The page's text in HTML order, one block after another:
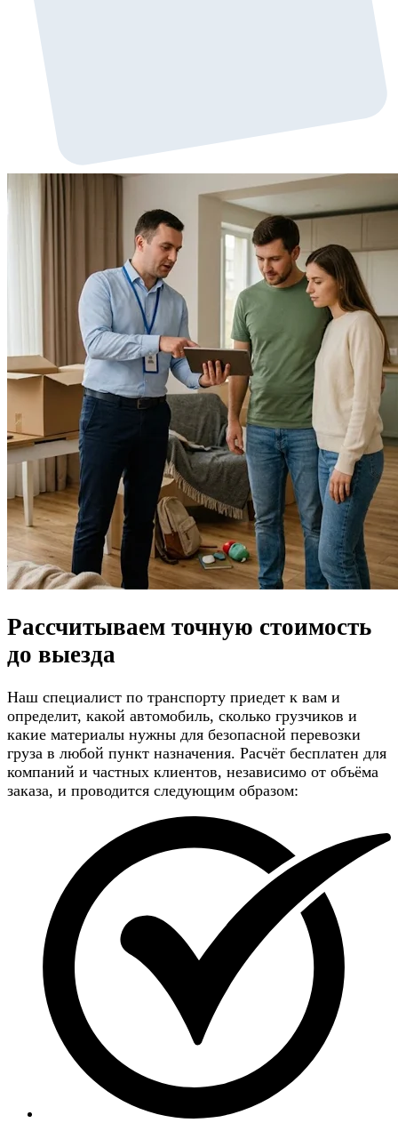
Рассчитываем точную стоимость
до выезда
Наш специалист по транспорту приедет к вам и
определит, какой автомобиль, сколько грузчиков и
какие материалы нужны для безопасной перевозки
груза в любой пункт назначения. Расчёт бесплатен для
компаний и частных клиентов, независимо от объёма
заказа, и проводится следующим образом: